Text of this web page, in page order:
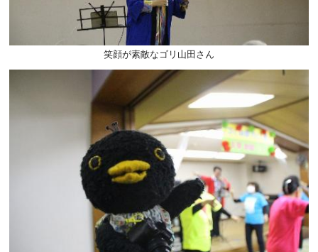
笑顔が素敵なゴリ山田さん